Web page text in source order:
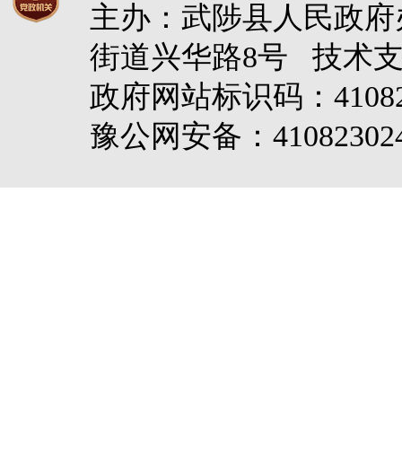
主办：武陟县人民政
街道兴华路8号 技术
政府网站标识码：
豫公网安备：